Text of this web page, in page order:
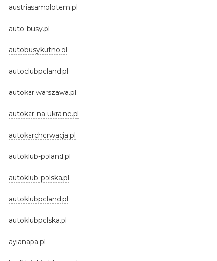
austriasamolotem.pl
auto-busy.pl
autobusykutno.pl
autoclubpoland.pl
autokar.warszawa.pl
autokar-na-ukraine.pl
autokarchorwacja.pl
autoklub-poland.pl
autoklub-polska.pl
autoklubpoland.pl
autoklubpolska.pl
ayianapa.pl